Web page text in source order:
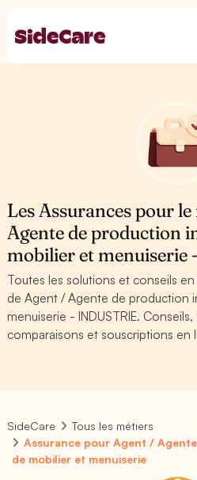
Les Assurances pour
Agente de production
mobilier et menuiserie
Toutes les solutions et conseils
de Agent / Agente de production
menuiserie - INDUSTRIE.
comparaisons et souscriptions en
SideCare
Tous les métiers
Assurance pour Agent /
de mobilier et menuiserie